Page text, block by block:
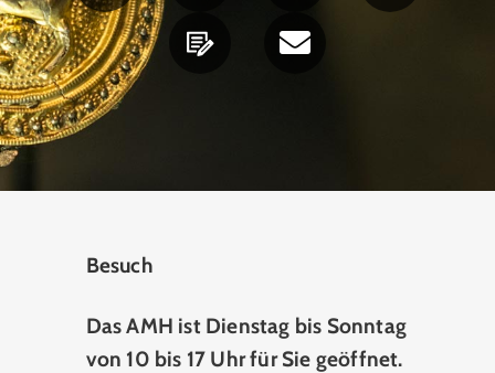
Besuch
Das AMH ist Dienstag bis Sonntag
von 10 bis 17 Uhr für Sie geöffnet.